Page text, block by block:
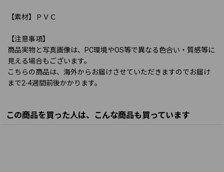
【素材】ＰＶＣ
【注意事項】
商品実物と写真画像は、PC環境やOS等で異なる色合い・質感等に
見える場合もございます。
こちらの商品は、海外からお届けさせていただきますのでお届け
まで2-4週間前後かかります。
この商品を買った人は、こんな商品も買っています